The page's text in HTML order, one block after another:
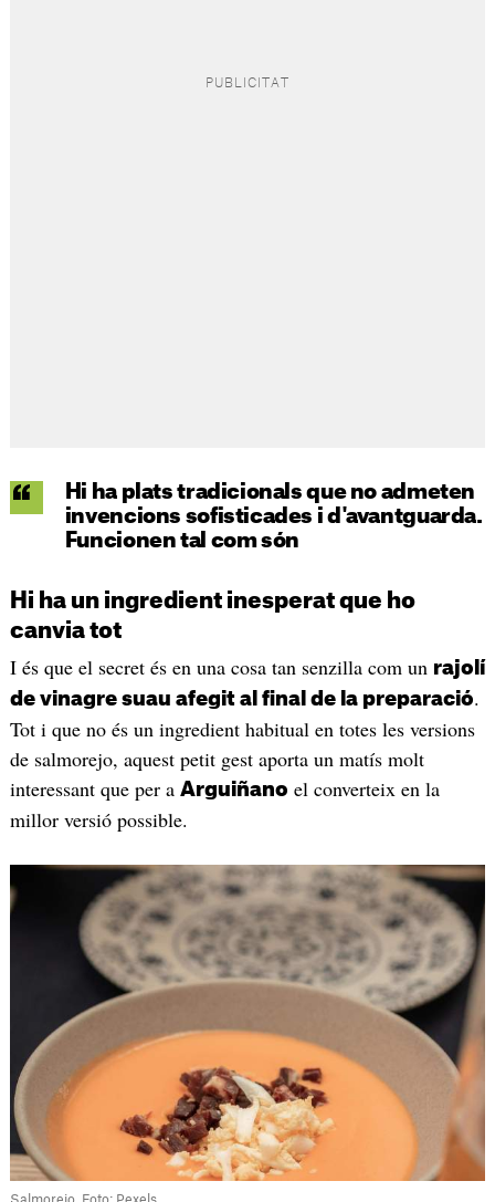
Hi ha plats tradicionals que no admeten
invencions sofisticades i d'avantguarda.
Funcionen tal com són
Hi ha un ingredient inesperat que ho
canvia tot
I és que el secret és en una cosa tan senzilla com un rajolí
de vinagre suau afegit al final de la preparació.
Tot i que no és un ingredient habitual en totes les versions
de salmorejo, aquest petit gest aporta un matís molt
interessant que per a Arguiñano el converteix en la
millor versió possible.